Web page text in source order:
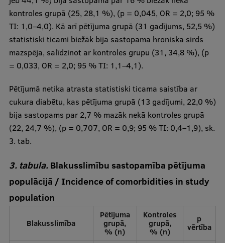
kontroles grupā (25, 28,1 %), (p = 0,045, OR = 2,0; 95 %
TI: 1,0–4,0). Kā arī pētījuma grupā (31 gadījums, 52,5 %)
statistiski ticami biežāk bija sastopama hroniska sirds
mazspēja, salīdzinot ar kontroles grupu (31, 34,8 %), (p
= 0,033, OR = 2,0; 95 % TI: 1,1–4,1).
Pētījumā netika atrasta statistiski ticama saistība ar
cukura diabētu, kas pētījuma grupā (13 gadījumi, 22,0 %)
bija sastopams par 2,7 % mazāk nekā kontroles grupā
(22, 24,7 %), (p = 0,707, OR = 0,9; 95 % TI: 0,4–1,9), sk.
3. tab.
3. tabula.Blakusslimību sastopamība pētījuma
populācijā / Incidence of comorbidities in study
population
Blakusslimība
Pētījuma
grupā,
% (n)
Kontroles
grupā,
% (n)
p
vērtība